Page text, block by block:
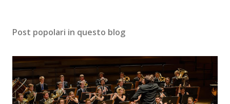
Post popolari in questo blog